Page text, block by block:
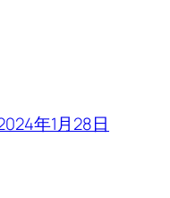
年1月28日